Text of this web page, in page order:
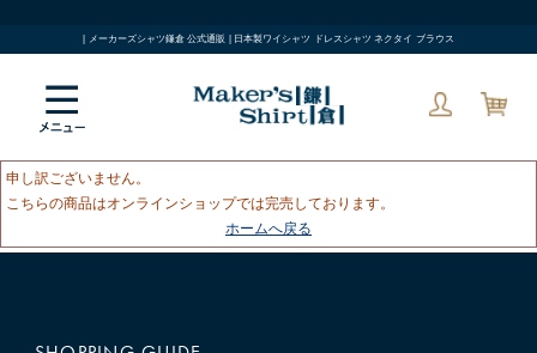
| メーカーズシャツ鎌倉 公式通販 | 日本製ワイシャツ ドレスシャツ ネクタイ ブラウス
申し訳ございません。
こちらの商品はオンラインショップでは完売しております。
ホームへ戻る